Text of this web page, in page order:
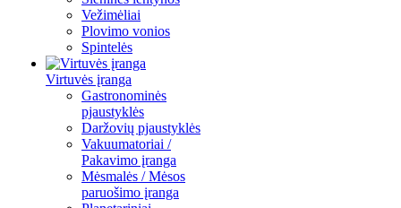
Vežimėliai
Plovimo vonios
Spintelės
Virtuvės įranga
Gastronominės
pjaustyklės
Daržovių pjaustyklės
Vakuumatoriai /
Pakavimo įranga
Mėsmalės / Mėsos
paruošimo įranga